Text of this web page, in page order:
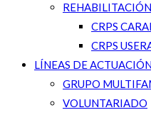
CRPS
CRPS
LÍNEAS DE
GRUPO
VOLUNTARIADO